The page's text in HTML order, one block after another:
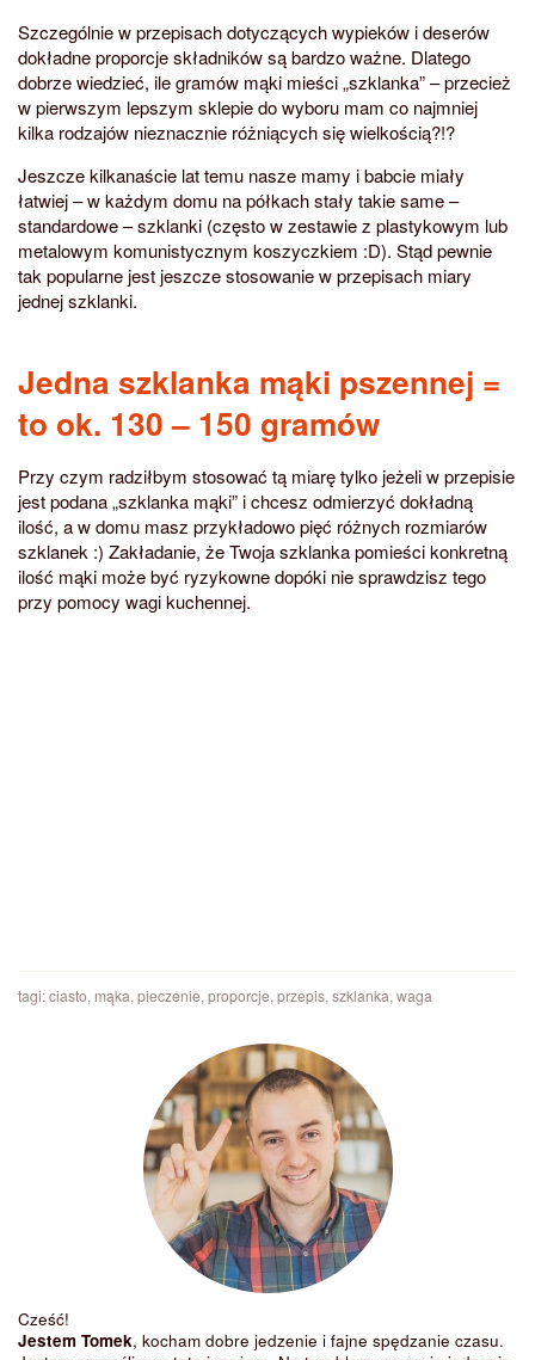
Szczególnie w przepisach dotyczących wypieków i deserów
dokładne proporcje składników są bardzo ważne. Dlatego
dobrze wiedzieć, ile gramów mąki mieści „szklanka” – przecież
w pierwszym lepszym sklepie do wyboru mam co najmniej
kilka rodzajów nieznacznie różniących się wielkością?!?
Jeszcze kilkanaście lat temu nasze mamy i babcie miały
łatwiej – w każdym domu na półkach stały takie same –
standardowe – szklanki (często w zestawie z plastykowym lub
metalowym komunistycznym koszyczkiem :D). Stąd pewnie
tak popularne jest jeszcze stosowanie w przepisach miary
jednej szklanki.
Jedna szklanka mąki pszennej =
to ok. 130 – 150 gramów
Przy czym radziłbym stosować tą miarę tylko jeżeli w przepisie
jest podana „szklanka mąki” i chcesz odmierzyć dokładną
ilość, a w domu masz przykładowo pięć różnych rozmiarów
szklanek :) Zakładanie, że Twoja szklanka pomieści konkretną
ilość mąki może być ryzykowne dopóki nie sprawdzisz tego
przy pomocy wagi kuchennej.
tagi:ciasto, mąka, pieczenie, proporcje, przepis, szklanka, waga
Cześć!
Jestem Tomek, kocham dobre jedzenie i fajne spędzanie czasu.